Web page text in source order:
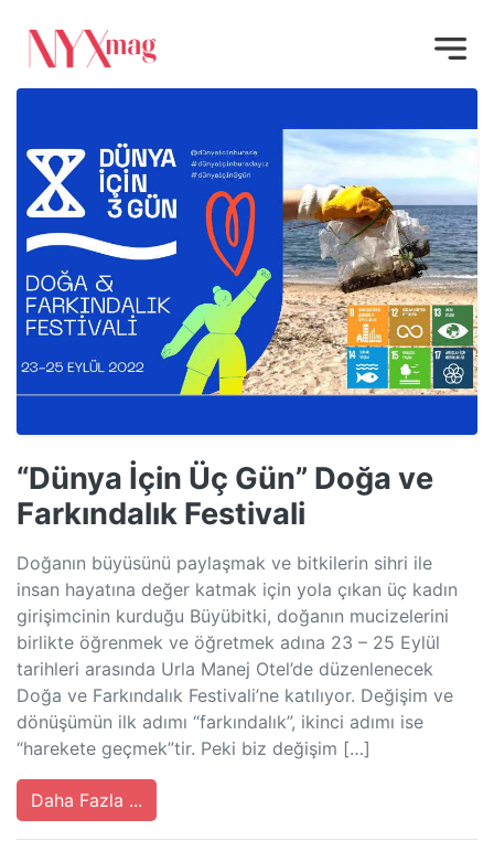
“Dünya İçin Üç Gün” Doğa ve
Farkındalık Festivali
Doğanın büyüsünü paylaşmak ve bitkilerin sihri ile
insan hayatına değer katmak için yola çıkan üç kadın
girişimcinin kurduğu Büyübitki, doğanın mucizelerini
birlikte öğrenmek ve öğretmek adına 23 – 25 Eylül
tarihleri arasında Urla Manej Otel’de düzenlenecek
Doğa ve Farkındalık Festivali’ne katılıyor. Değişim ve
dönüşümün ilk adımı “farkındalık”, ikinci adımı ise
“harekete geçmek”tir. Peki biz değişim […]
Daha Fazla ...